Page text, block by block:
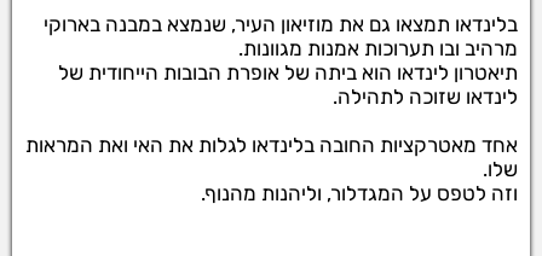
בלינדאו תמצאו גם את מוזיאון העיר, שנמצא במבנה בארוקי
מרהיב ובו תערוכות אמנות מגוונות.
תיאטרון לינדאו הוא ביתה של אופרת הבובות הייחודית של
לינדאו שזוכה לתהילה.
אחד מאטרקציות החובה בלינדאו לגלות את האי ואת המראות
שלו.
וזה לטפס על המגדלור, וליהנות מהנוף.